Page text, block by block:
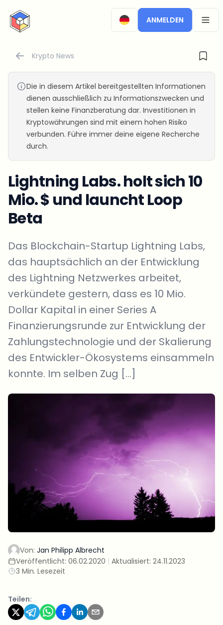
CryptoTicker
ANMELDEN
Krypto News
Die in diesem Artikel bereitgestellten Informationen
dienen ausschließlich zu Informationszwecken und
stellen keine Finanzberatung dar. Investitionen in
Kryptowährungen sind mit einem hohen Risiko
verbunden. Führe immer deine eigene Recherche
durch.
Lightning Labs. holt sich 10
Mio. $ und launcht Loop
Beta
Das Blockchain-Startup Lightning Labs,
das hauptsächlich an der Entwicklung
des Lightning Netzwerkes arbeitet,
verkündete gestern, dass es 10 Mio.
Dollar Kapital in einer Series A
Finanzierungsrunde zur Entwicklung der
Zahlungstechnologie und der Skalierung
des Entwickler-Ökosystems einsammeln
konnte. Im selben Zug […]
Von: Jan Philipp Albrecht
Veröffentlicht: 06.02.2020 | Aktualisiert: 24.11.2023
3 Min. Lesezeit
Teilen: